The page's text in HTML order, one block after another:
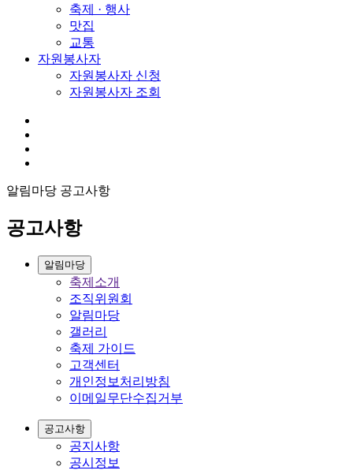
축제 · 행사
맛집
교통
자원봉사자
자원봉사자 신청
자원봉사자 조회
알림마당 공고사항
공고사항
알림마당
축제소개
조직위원회
알림마당
갤러리
축제 가이드
고객센터
개인정보처리방침
이메일무단수집거부
공고사항
공지사항
공시정보